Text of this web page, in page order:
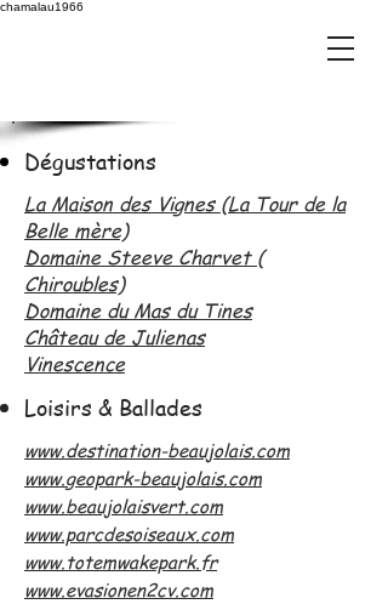
chamalau1966
Dégustations
La Maison des Vignes (La Tour de la
Belle mère)
Domaine Steeve Charvet (
Chiroubles)
Domaine du Mas du Tines
Château de Julienas
Vinescence
Loisirs & Ballades
www.destination-beaujolais.com
www.geopark-beaujolais.com
www.beaujolaisvert.com
www.parcdesoiseaux.com
www.totemwakepark.fr
www.evasionen2cv.com